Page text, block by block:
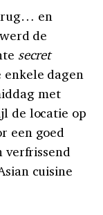
en
de
secret
dagen
met
de locatie op
een goed
verfrissend
cuisine